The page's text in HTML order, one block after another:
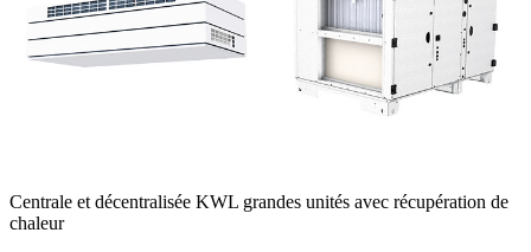
Centrale et décentralisée KWL grandes unités avec récupération de
chaleur